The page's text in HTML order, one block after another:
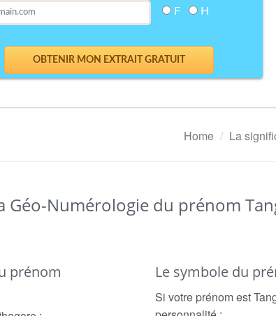
F H
Home La
Géo-Numérologie du prénom
prénom
Le symbole du
Si votre prénom est